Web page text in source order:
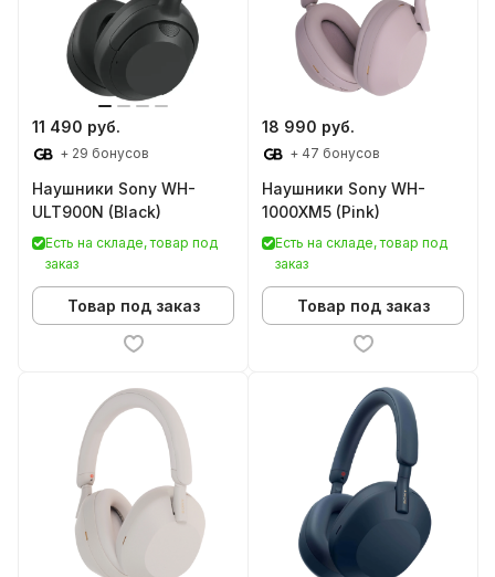
11 490 руб.
+ 29 бонусов
Наушники Sony WH-
ULT900N (Black)
Есть на складе, товар под
заказ
Товар под заказ
18 990 руб.
+ 47 бонусов
Наушники Sony WH-
1000XM5 (Pink)
Есть на складе, товар под
заказ
Товар под заказ